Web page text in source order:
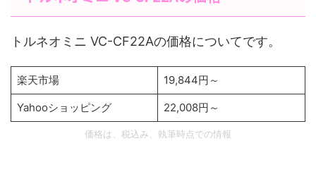
トルネオミニ VC-CF22Aの価格についてです。
楽天市場 19,844円～
Yahooショッピング 22,008円～
価格は、税込み、執筆時点での情報